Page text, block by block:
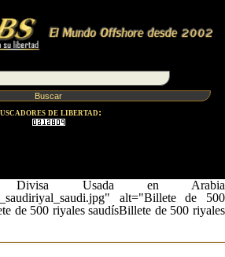
de libertad:
Usada en Arabia
alt="Billete de 500
de 500 riyales saudísBillete de 500 riyales